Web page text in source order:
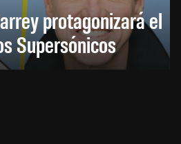
protagonizará el
Supersónicos